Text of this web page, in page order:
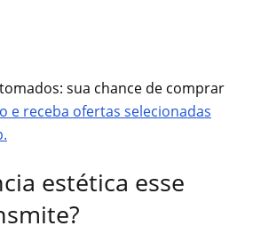
sua chance de comprar
e receba ofertas selecionadas
estética esse